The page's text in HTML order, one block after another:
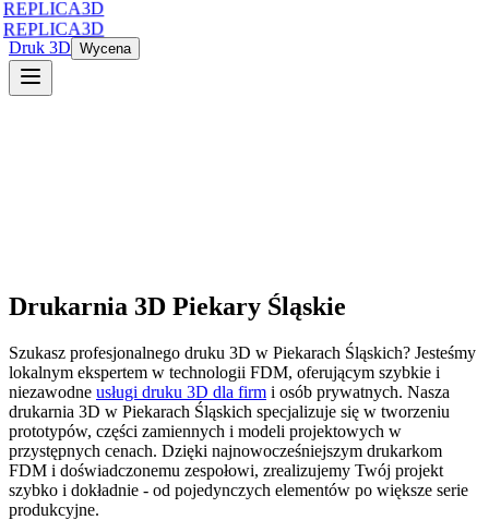
REPLICA3D
REPLICA3D
Druk 3D Wycena
Drukarnia 3D Piekary Śląskie
Szukasz profesjonalnego druku 3D w Piekarach Śląskich? Jesteśmy
lokalnym ekspertem w technologii FDM, oferującym szybkie i
niezawodne usługi druku 3D dla firm i osób prywatnych. Nasza
drukarnia 3D w Piekarach Śląskich specjalizuje się w tworzeniu
prototypów, części zamiennych i modeli projektowych w
przystępnych cenach. Dzięki najnowocześniejszym drukarkom
FDM i doświadczonemu zespołowi, zrealizujemy Twój projekt
szybko i dokładnie - od pojedynczych elementów po większe serie
produkcyjne.